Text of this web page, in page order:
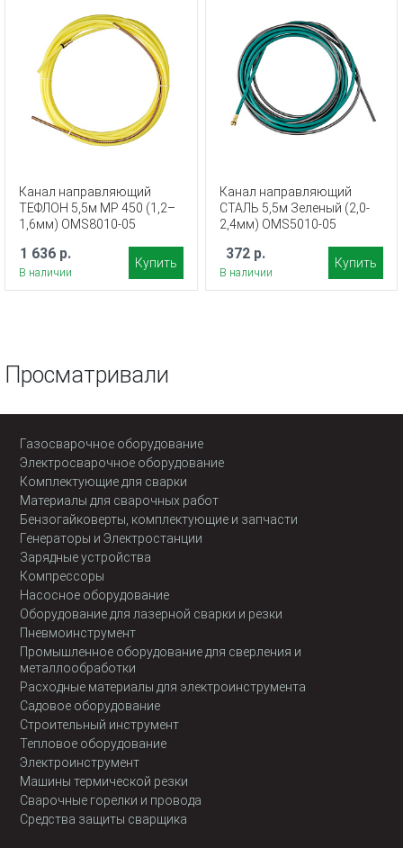
Канал направляющий
ТЕФЛОН 5,5м MP 450 (1,2–
1,6мм) OMS8010-05
1 636 р.
В наличии
Купить
Канал направляющий
СТАЛЬ 5,5м Зеленый (2,0-
2,4мм) OMS5010-05
372 р.
В наличии
Купить
Просматривали
Газосварочное оборудование
Электросварочное оборудование
Комплектующие для сварки
Материалы для сварочных работ
Бензогайковерты, комплектующие и запчасти
Генераторы и Электростанции
Зарядные устройства
Компрессоры
Насосное оборудование
Оборудование для лазерной сварки и резки
Пневмоинструмент
Промышленное оборудование для сверления и
металлообработки
Расходные материалы для электроинструмента
Садовое оборудование
Строительный инструмент
Тепловое оборудование
Электроинструмент
Машины термической резки
Сварочные горелки и провода
Средства защиты сварщика